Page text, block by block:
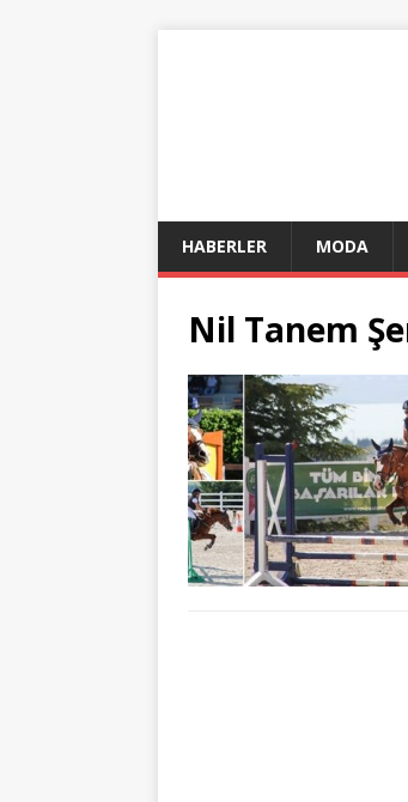
HABERLER MODA
Nil Tanem